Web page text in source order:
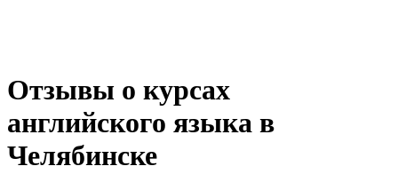
Отзывы о курсах
английского языка в
Челябинске